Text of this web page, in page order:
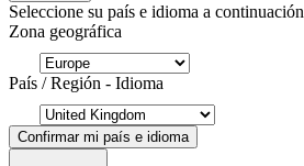
Seleccione su país e idioma a continuación
Zona geográfica
País / Región - Idioma
Confirmar mi país e idioma